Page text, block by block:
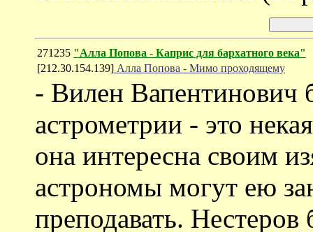
271235 "Алла Попова - Каприс для бархатного века"
[212.30.154.139] Алла Попова - Мимо проходящему
- Вилен
астрометрии - это
она интересна своим
астрономы могут ею
преподавать.